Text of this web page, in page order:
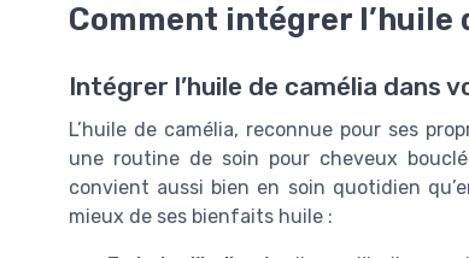
Comment intégrer
Intégrer l’huile de camélia dans
L’huile de camélia, reconnue pour ses
une routine de soin pour cheveux
convient aussi bien en soin quotidien
mieux de ses bienfaits huile :